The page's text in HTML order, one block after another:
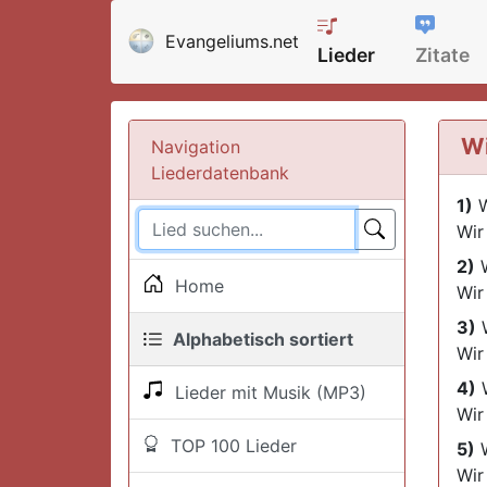
Evangeliums.net
Lieder Zitate
Navigation
Liederdatenbank
Home
Alphabetisch sortiert
Lieder mit Musik (MP3)
TOP 100 Lieder
1)
2)
3)
4)
5)